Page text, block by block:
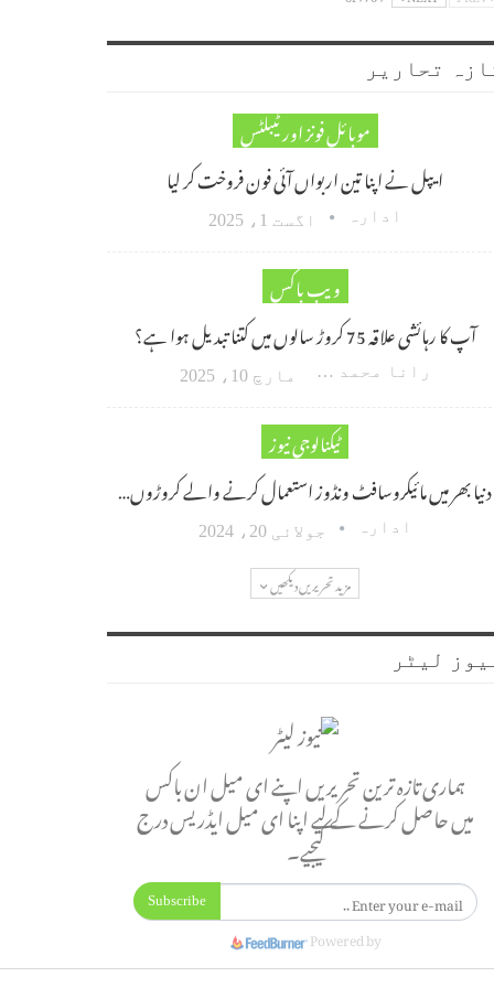
تحاریر
موبائل فونز اور ٹیبلٹس
ایپل نے اپنا تین اربواں آئی فون فروخت کر لیا
ادارہ اگست 1، 2025
ویب باکس
آپ کا رہائشی علاقہ 75 کروڑ سالوں میں کتنا تبدیل ہوا ہے؟
رانا محمد امین اکبر مارچ 10، 2025
ٹیکنالوجی نیوز
دنیا بھر میں مائیکروسافٹ ونڈوز استعمال کرنے والے کروڑوں…
ادارہ جولائی 20، 2024
مزید تحریریں دیکھیں
لیٹر
ہماری تازہ ترین تحریریں اپنے ای میل ان باکس
میں حاصل کرنے کے لیے اپنا ای میل ایڈریس درج
کیجیے۔
Subscribe
Powered by